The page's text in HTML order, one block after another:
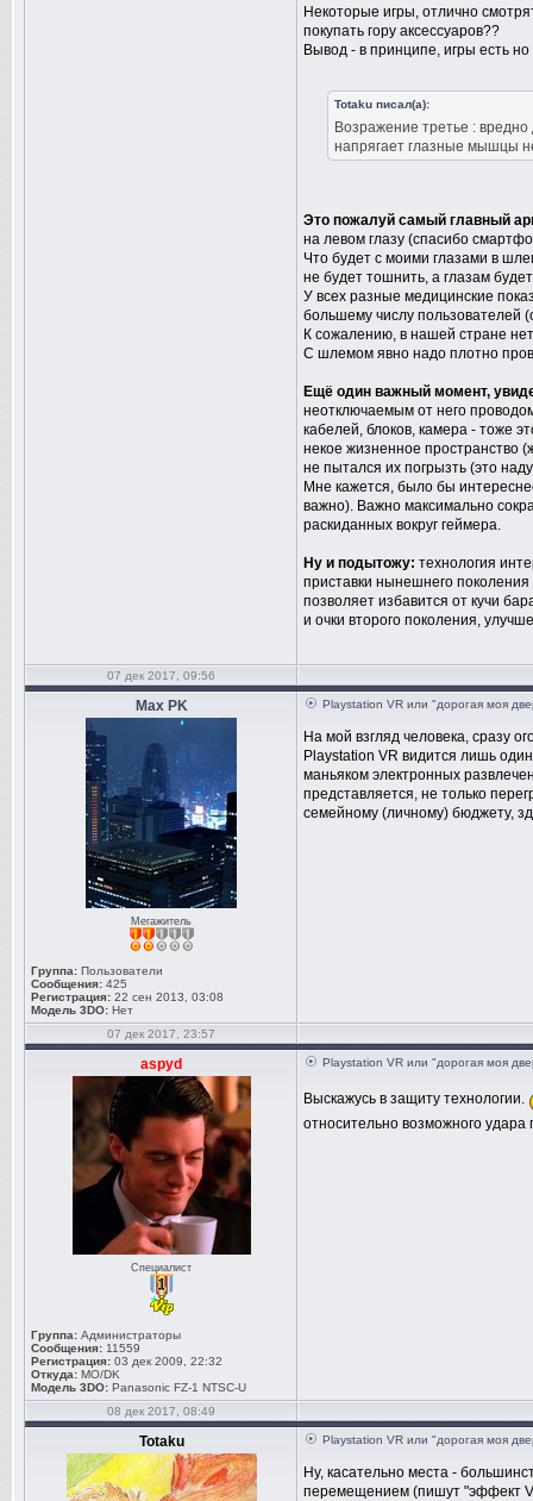
Некоторые игры, отлично
покупать гору аксессуаров??
Вывод - в принципе, игры есть
Totaku писал(а):
Возражение третье :
напрягает глазные мышцы
Это пожалуй самый главный
на левом глазу (спасибо
Что будет с моими глазами в
не будет тошнить, а глазам
У всех разные медицинские
большему числу пользователей
К сожалению, в нашей стране
С шлемом явно надо плотно
Ещё один важный момент,
неотключаемым от него
кабелей, блоков, камера - тоже
некое жизненное пространство
не пытался их погрызть (это
Мне кажется, было бы
важно). Важно максимально
раскиданных вокруг геймера.
Ну и подытожу: технология
приставки нынешнего
позволяет избавится от кучи
и очки второго поколения,
07 дек 2017, 09:56
Max PK
Мегажитель
Группа: Пользователи
Сообщения: 425
Регистрация: 22 сен 2013, 03:08
Модель 3DO: Нет
Playstation VR или "дорогая моя
На мой взгляд человека, сразу
Playstation VR видится лишь
маньяком электронных
представляется, не только
семейному (личному) бюджету,
07 дек 2017, 23:57
aspyd
Специалист
Группа: Администраторы
Сообщения: 11559
Регистрация: 03 дек 2009, 22:32
Откуда: MO/DK
Модель 3DO: Panasonic FZ-1 NTSC-U
Playstation VR или "дорогая моя
Выскажусь в защиту технологии.
относительно возможного
08 дек 2017, 08:49
Totaku Playstation VR или "дорогая моя
Ну, касательно места -
перемещением (пишут "эффект